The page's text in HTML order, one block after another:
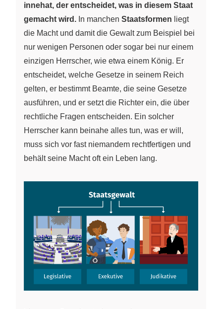
innehat, der entscheidet, was in diesem Staat
gemacht wird. In manchen Staatsformen liegt
die Macht und damit die Gewalt zum Beispiel bei
nur wenigen Personen oder sogar bei nur einem
einzigen Herrscher, wie etwa einem König. Er
entscheidet, welche Gesetze in seinem Reich
gelten, er bestimmt Beamte, die seine Gesetze
ausführen, und er setzt die Richter ein, die über
rechtliche Fragen entscheiden. Ein solcher
Herrscher kann beinahe alles tun, was er will,
muss sich vor fast niemandem rechtfertigen und
behält seine Macht oft ein Leben lang.